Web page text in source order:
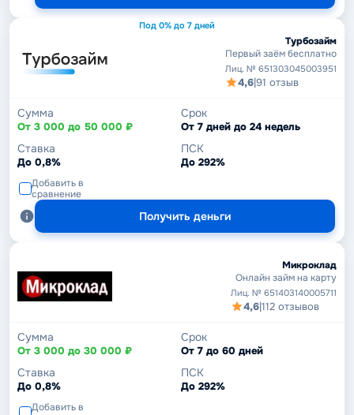
Под 0% до 7 дней
Турбозайм
Первый заём бесплатно
Лиц. № 651303045003951
4,6|91 отзыв
Сумма
От 3 000 до 50 000 ₽
Срок
От 7 дней до 24 недель
Ставка
До 0,8%
ПСК
До 292%
Добавить в
сравнение
Получить деньги
Микроклад
Онлайн займ на карту
Лиц. № 651403140005711
4,6|112 отзывов
Сумма
От 3 000 до 30 000 ₽
Срок
От 7 до 60 дней
Ставка
До 0,8%
ПСК
До 292%
Добавить в